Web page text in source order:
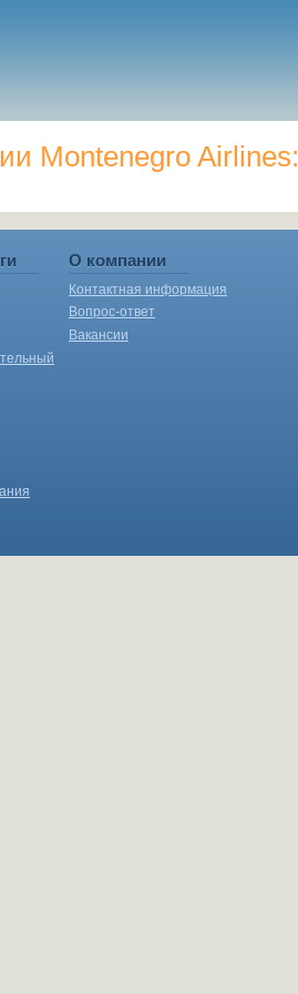
Montenegro Airlines:
О компании
Контактная информация
Вопрос-ответ
Вакансии